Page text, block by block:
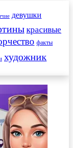
девушки
красивые
факты
художник